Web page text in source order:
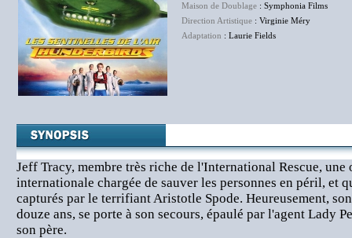
Maison de Doublage : Symphonia Films
Direction Artistique : Virginie Méry
Adaptation : Laurie Fields
Jeff Tracy, membre très riche de l'International Rescue, une
internationale chargée de sauver les personnes en péril, et
capturés par le terrifiant Aristotle Spode. Heureusement,
douze ans, se porte à son secours, épaulé par l'agent Lady
son père.